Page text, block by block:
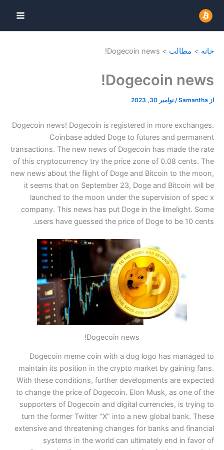
محتوا
خانه مطالب Dogecoin news!
Dogecoin news!
از Samantha
/ نوامبر 30, 2023
Dogecoin news! Dogecoin is registered in more exchanges.
Coinbase added Doge to futures and permanent
transactions. The new news of Dogecoin has made the rate
of this cryptocurrency try the price zone of 0.08 cents. The
new news about the flight of Doge and Bitcoin to the moon,
it seems that on September 23, Doge and Bitcoin will be
launched to the moon under the supervision of spec x
company. This news has put Doge in the limelight. Some
users have guessed the price of Doge to be 10 cents.
Dogecoin news!
Dogecoin meme coin with a dog logo has managed to
maintain its position in the crypto market by gaining fans.
With these conditions, further developments are expected
to change the price of Dogecoin. Elon Musk, as one of the
supporters of Dogecoin and digital currencies, is trying to
turn the former Twitter “X” into a new global bank. These
extensive and threatening changes for banks and financial
systems in the world can ultimately end in favor of